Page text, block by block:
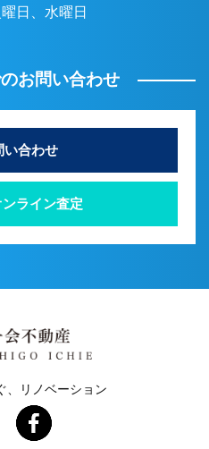
日、水曜日
お問い合わせ
い合わせ
ライン査定
、リノベーション